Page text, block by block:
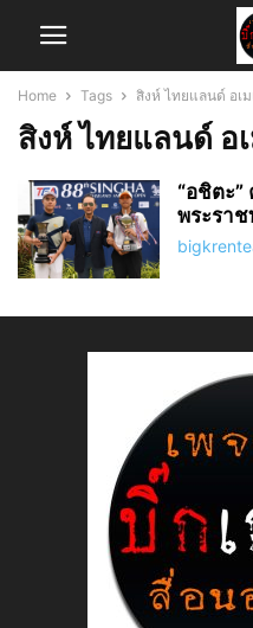
Home Tags สิงห์ ไทยแลนด์ อเม
สิงห์ ไทยแลนด์ อ
“อชิตะ
พระรา